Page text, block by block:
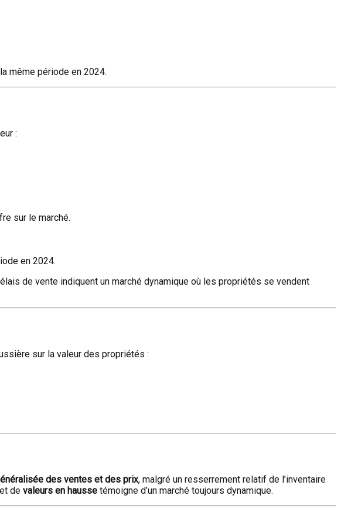
même période en 2024.
:
sur le marché.
en 2024.
de vente indiquent un marché dynamique où les propriétés se vendent
sur la valeur des propriétés :
des ventes et des prix, malgré un resserrement relatif de l’inventaire
et de valeurs en hausse témoigne d’un marché toujours dynamique.